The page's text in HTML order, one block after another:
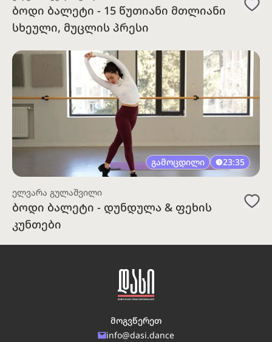
ბოდი ბალეტი - 15 წუთიანი მთლიანი
სხეული, მუცლის პრესი
გამოცდილი 23:35
ელვარა გულაშვილი
ბოდი ბალეტი - დუნდულა & ფეხის
კუნთები
მოგვწერეთ
info@dasi.dance